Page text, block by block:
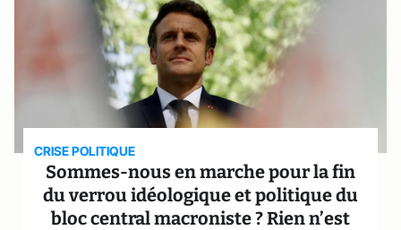
CRISE POLITIQUE
Sommes-nous en marche pour la fin
du verrou idéologique et politique du
bloc central macroniste ? Rien n’est